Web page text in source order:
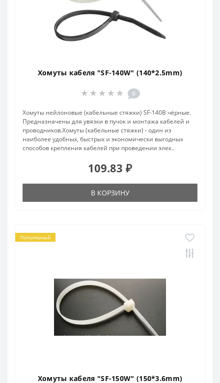
Хомуты кабеля "SF-140W" (140*2.5mm)
0
Хомуты нейлоновые (кабельные стяжки) SF-140B чёрные.
Предназначены для увязки в пучок и монтажа кабелей и
проводников.Хомуты (кабельные стяжки) - один из
наиболее удобных, быстрых и экономически выгодных
способов крепления кабелей при проведении элек..
109.83 ₽
В КОРЗИНУ
Популярный
Хомуты кабеля "SF-150W" (150*3.6mm)